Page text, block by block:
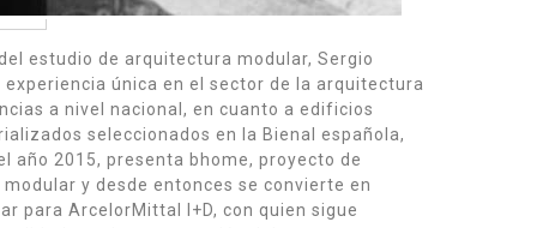
estudio de arquitectura modular, Sergio
única en el sector de la arquitectura
a nivel nacional, en cuanto a edificios
seleccionados en la Bienal española,
año 2015, presenta bhome, proyecto de
y desde entonces se convierte en
para ArcelorMittal I+D, con quien sigue